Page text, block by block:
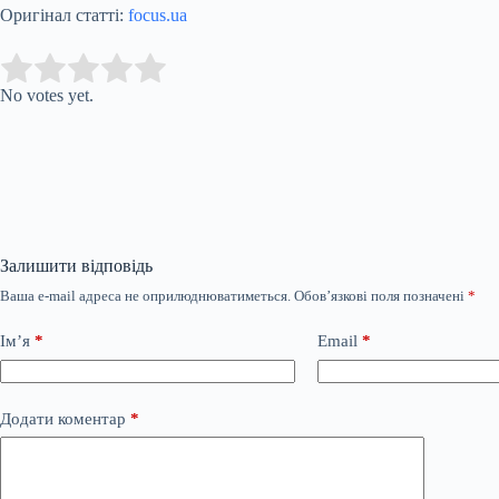
Оригінал статті: focus.ua
Rate this item:
No votes yet.
Залишити відповідь
Ваша e-mail адреса не оприлюднюватиметься. Обов’язкові поля позначені *
Ім’я * Email *
Додати коментар *